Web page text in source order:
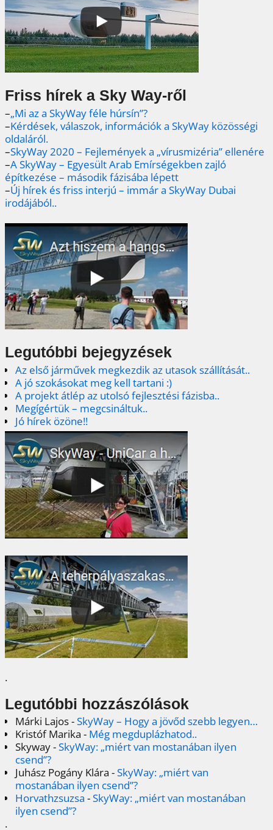
Friss hírek a Sky Way-ről
–„Mi az a SkyWay féle húrsín”?
–Kérdések, válaszok, információk a SkyWay közösségi
oldaláról.
–SkyWay 2020 – Fejlemények a „vírusmizéria” ellenére
–A SkyWay – Egyesült Arab Emírségekben zajló
építkezése – második fázisába lépett
–Új hírek és friss interjú – immár a SkyWay Dubai
irodájából..
Legutóbbi bejegyzések
Az első járművek megkezdik az utasok szállítását..
A jó szokásokat meg kell tartani :)
A projekt átlép az utolsó fejlesztési fázisba..
Megígértük – megcsináltuk..
Jó hírek özöne!!
.
Legutóbbi hozzászólások
Márki Lajos-SkyWay – Hogy a jövőd szebb legyen…
Kristóf Marika - Még megduplázhatod..
Skyway-SkyWay: „miért van mostanában ilyen
csend”?
Juhász Pogány Klára -SkyWay: „miért van
mostanában ilyen csend”?
Horvathzsuzsa -SkyWay: „miért van mostanában
ilyen csend”?
.